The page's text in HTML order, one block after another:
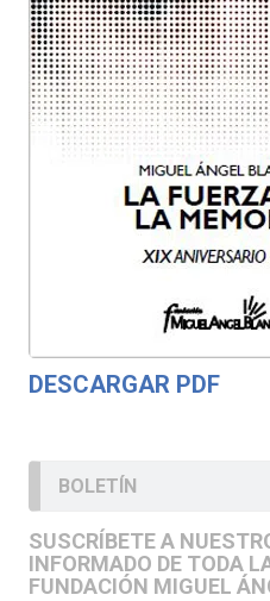
DESCARGAR PDF
BOLETÍN
SUSCRÍBETE A
INFORMADO DE TODA
FUNDACIÓN MIGUEL